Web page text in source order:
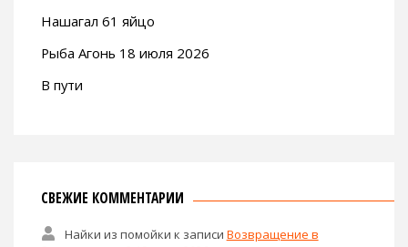
Нашагал 61 яйцо
Рыба Агонь 18 июля 2026
В пути
СВЕЖИЕ КОММЕНТАРИИ
Найки из помойки к записи Возвращение в